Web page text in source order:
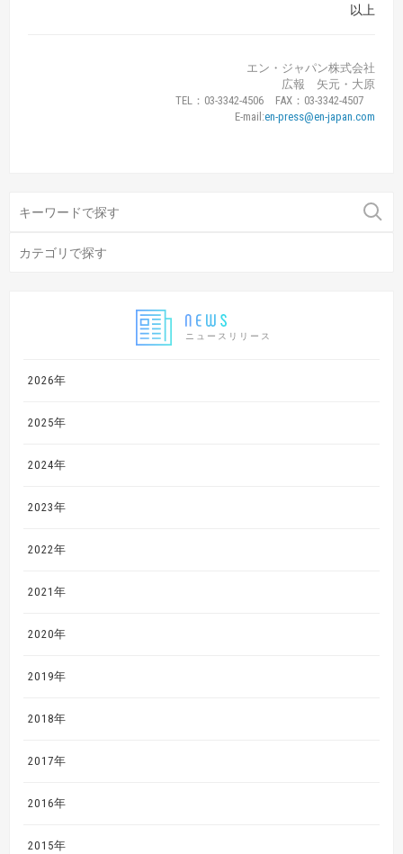
ニュースリリース
2026年
2025年
2024年
2023年
2022年
2021年
2020年
2019年
2018年
2017年
2016年
2015年
以上
エン・ジャパン株式会社
広報 矢元・大原
TEL：03-3342-4506 FAX：03-3342-4507
E-mail:en-press@en-japan.com